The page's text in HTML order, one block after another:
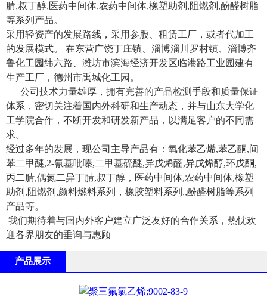
腈,叔丁醇,医药中间体,农药中间体,橡塑助剂,阻燃剂,酚醛树脂
等系列产品。
采用轻资产的发展路线，采用参股、租赁工厂，或者代加工
的发展模式。 在东营广饶丁庄镇、淄博淄川罗村镇、淄博齐
鲁化工园纬六路、潍坊市滨海经济开发区临港路工业园建有
生产工厂，德州市禹城化工园。
公司技术力量雄厚，拥有完善的产品检测手段和质量保证
体系，密切关注着国内外科研和生产动态，并与山东大学化
工学院合作，不断开发和研发新产品，以满足客户的不同需
求。
经过多年的发展，现公司主导产品有：氧化苯乙烯,苯乙酮,间
苯二甲醚,2-氰基吡嗪,二甲基硫醚,异戊烯醛,异戊烯醇,环戊酮,
丙二腈,偶氮二异丁腈,叔丁醇，医药中间体,农药中间体,橡塑
助剂,阻燃剂,颜料燃料系列，橡胶塑料系列,,酚醛树脂等系列
产品等。
我们期待着与国内外客户建立广泛友好的合作关系，热忱欢
迎各界朋友的垂询与惠顾
产品展示